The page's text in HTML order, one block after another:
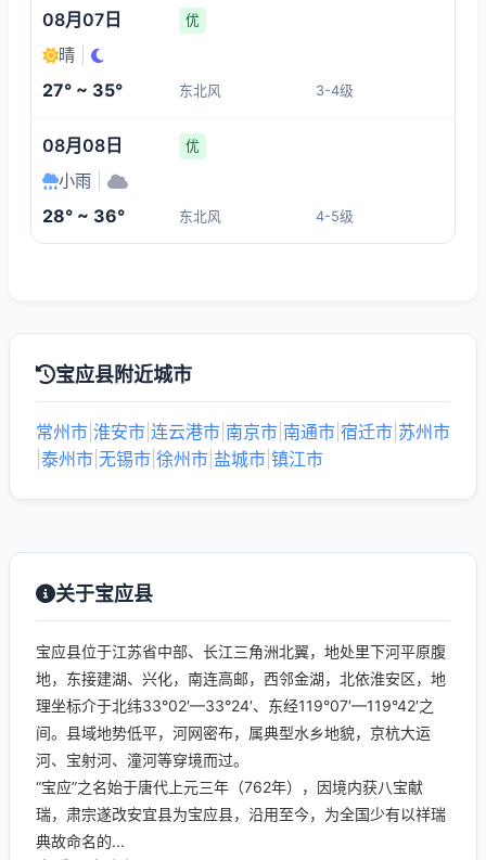
08月07日 优
晴
27° ~ 35° 东北风 3-4级
08月08日 优
小雨
28° ~ 36° 东北风 4-5级
宝应县附近城市
常州市 淮安市 连云港市 南京市 南通市 宿迁市 苏州市
泰州市 无锡市 徐州市 盐城市 镇江市
关于宝应县
宝应县位于江苏省中部、长江三角洲北翼，地处里下河平原腹
地，东接建湖、兴化，南连高邮，西邻金湖，北依淮安区，地
理坐标介于北纬33°02′—33°24′、东经119°07′—119°42′之
间。县域地势低平，河网密布，属典型水乡地貌，京杭大运
河、宝射河、潼河等穿境而过。
“宝应”之名始于唐代上元三年（762年），因境内获八宝献
瑞，肃宗遂改安宜县为宝应县，沿用至今，为全国少有以祥瑞
典故命名的...